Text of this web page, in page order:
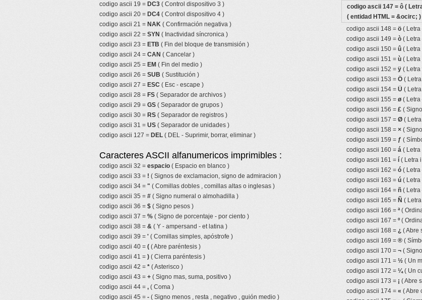
codigo ascii 19 = DC3 ( Control dispositivo 3 )
codigo ascii 20 = DC4 ( Control dispositivo 4 )
codigo ascii 21 = NAK ( Confirmación negativa )
codigo ascii 22 = SYN ( Inactividad síncronica )
codigo ascii 23 = ETB ( Fin del bloque de transmisión )
codigo ascii 24 = CAN ( Cancelar )
codigo ascii 25 = EM ( Fin del medio )
codigo ascii 26 = SUB ( Sustitución )
codigo ascii 27 = ESC ( Esc - escape )
codigo ascii 28 = FS ( Separador de archivos )
codigo ascii 29 = GS ( Separador de grupos )
codigo ascii 30 = RS ( Separador de registros )
codigo ascii 31 = US ( Separador de unidades )
codigo ascii 127 = DEL ( DEL - Suprimir, borrar, eliminar )
Caracteres ASCII alfanumericos imprimibles :
codigo ascii 32 = espacio ( Espacio en blanco )
codigo ascii 33 = ! ( Signos de exclamacion, signo de admiracion )
codigo ascii 34 = " ( Comillas dobles , comillas altas o inglesas )
codigo ascii 35 = # ( Signo numeral o almohadilla )
codigo ascii 36 = $ ( Signo pesos )
codigo ascii 37 = % ( Signo de porcentaje - por ciento )
codigo ascii 38 = & ( Y - ampersand - et latina )
codigo ascii 39 = ' ( Comillas simples, apóstrofe )
codigo ascii 40 = ( ( Abre paréntesis )
codigo ascii 41 = ) ( Cierra paréntesis )
codigo ascii 42 = * ( Asterisco )
codigo ascii 43 = + ( Signo mas, suma, positivo )
codigo ascii 44 = , ( Coma )
codigo ascii 45 = - ( Signo menos , resta , negativo , guión medio )
codigo ascii 147 = ô (
( entidad HTML = &ocirc; )
codigo ascii 148 = ö (
codigo ascii 149 = ò ( Letra
codigo ascii 150 = û (
codigo ascii 151 = ù ( Letra
codigo ascii 152 = ÿ ( Letra
codigo ascii 153 = Ö (
codigo ascii 154 = Ü (
codigo ascii 155 = ø (
codigo ascii 156 = £ (
codigo ascii 157 = Ø (
codigo ascii 158 = × (
codigo ascii 159 = ƒ (
codigo ascii 160 = á (
codigo ascii 161 = í ( Letra
codigo ascii 162 = ó (
codigo ascii 163 = ú (
codigo ascii 164 = ñ ( Letra
codigo ascii 165 = Ñ (
codigo ascii 166 = ª(
codigo ascii 167 = º(
codigo ascii 168 = ¿ ( Abre
codigo ascii 169 = ® (
codigo ascii 170 = ¬ (
codigo ascii 171 = ½ ( Un
codigo ascii 172 = ¼( Un
codigo ascii 173 = ¡ ( Abre
codigo ascii 174 = « ( Abre